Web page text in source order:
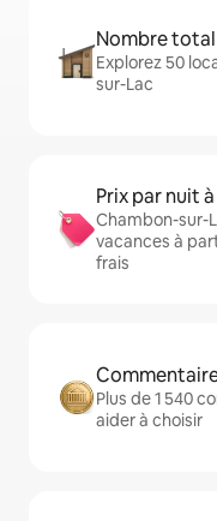
Nombre
Explorez 50
sur-Lac
Prix par nuit
Chambon-sur-
vacances à
frais
Plus de 1 540
aider à choisir